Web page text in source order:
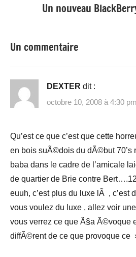
Un nouveau
Un commentaire
DEXTER dit :
octobre 10, 2008 à 4:30 pm
Qu’est ce que c’est que cette
en bois suÃ©dois du dÃ©but 70’s
baba dans le cadre de l’amicale
de quartier de Brie contre
euuh, c’est plus du luxe lÃ , c’est
vous voulez du luxe , allez voir
vous verrez ce que Ã§a Ã©voque
diffÃ©rent de ce que provoque ce